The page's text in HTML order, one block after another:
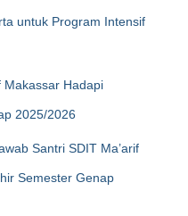
untuk Program Intensif
Makassar Hadapi
2025/2026
Santri SDIT Ma’arif
Semester Genap